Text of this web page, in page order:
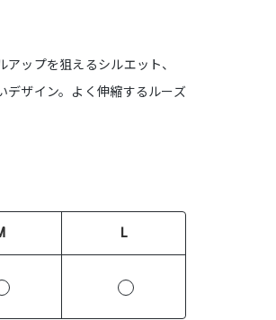
ップを狙えるシルエット、
デザイン。よく伸縮するルーズ
L